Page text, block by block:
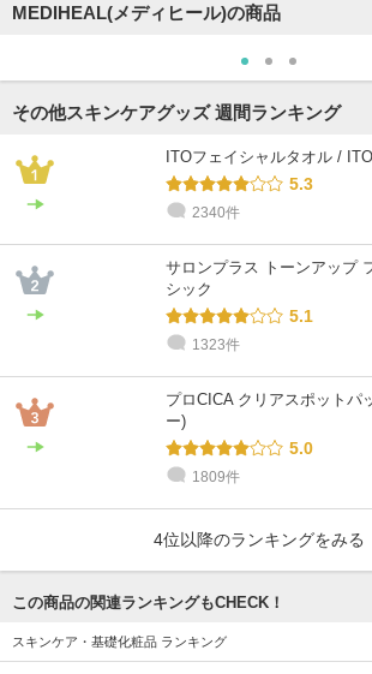
MEDIHEAL(メディヒール)の商品
その他スキンケアグッズ 週間ランキング
ITOフェイシャルタオル / ITO
5.3
2340件
サロンプラス トーンアップ
シック
5.1
1323件
プロCICA クリアスポットパ
ー)
5.0
1809件
4位以降のランキングをみる
この商品の関連ランキングもCHECK！
スキンケア・基礎化粧品 ランキング